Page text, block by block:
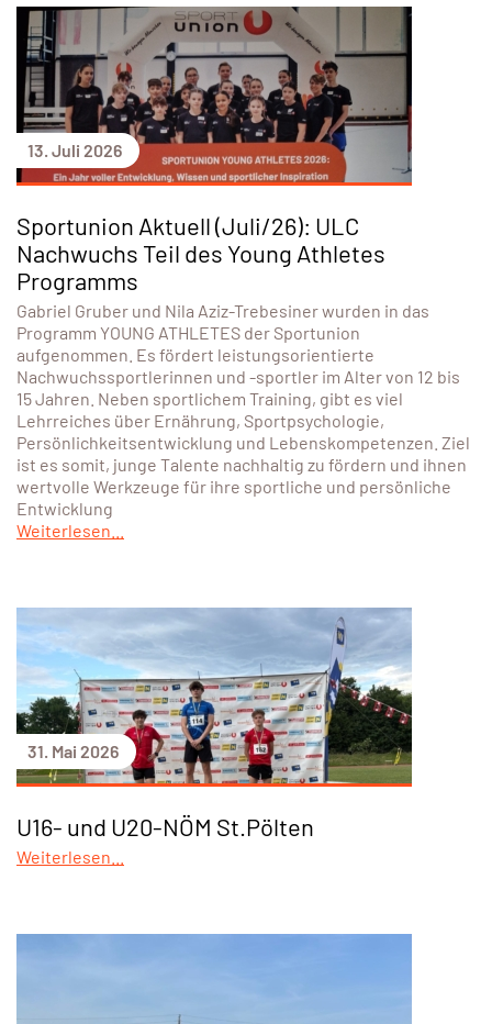
13. Juli 2026
Sportunion Aktuell (Juli/26): ULC
Nachwuchs Teil des Young Athletes
Programms
Gabriel Gruber und Nila Aziz-Trebesiner wurden in das
Programm YOUNG ATHLETES der Sportunion
aufgenommen. Es fördert leistungsorientierte
Nachwuchssportlerinnen und -sportler im Alter von 12 bis
15 Jahren. Neben sportlichem Training, gibt es viel
Lehrreiches über Ernährung, Sportpsychologie,
Persönlichkeitsentwicklung und Lebenskompetenzen. Ziel
ist es somit, junge Talente nachhaltig zu fördern und ihnen
wertvolle Werkzeuge für ihre sportliche und persönliche
Entwicklung
Weiterlesen...
31. Mai 2026
U16- und U20-NÖM St.Pölten
Weiterlesen...